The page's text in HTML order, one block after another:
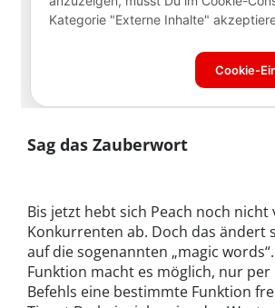
Sag das Zauberwort
Bis jetzt hebt sich Peach noch nicht
Konkurrenten ab. Doch das ändert
auf die sogenannten „magic
Funktion macht es möglich, nur per
Befehls eine bestimmte Funktion